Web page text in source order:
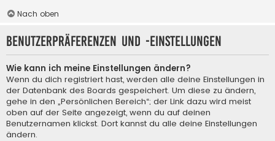
Nach oben
Benutzerpräferenzen und -einstellungen
Wie kann ich meine Einstellungen ändern?
Wenn du dich registriert hast, werden alle deine Einstellungen in
der Datenbank des Boards gespeichert. Um diese zu ändern,
gehe in den „Persönlichen Bereich“; der Link dazu wird meist
oben auf der Seite angezeigt, wenn du auf deinen
Benutzernamen klickst. Dort kannst du alle deine Einstellungen
ändern.